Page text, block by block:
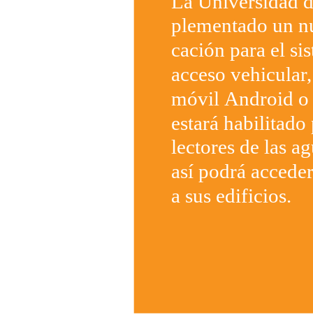
plementado un
cación para el
acceso
móvil Android
estará
lectores de las
así podrá
a sus edificios.